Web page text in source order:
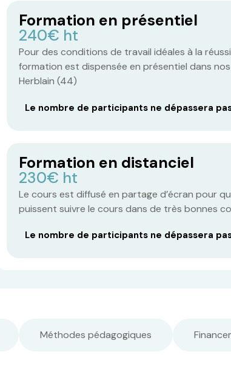
Formation en présentiel
240€ ht
Pour des conditions de travail idéales à la
formation est dispensée en présentiel dans
Herblain (44)
Le nombre de participants ne dépassera
Formation en distanciel
230€ ht
Le cours est diffusé en partage d’écran pour
puissent suivre le cours dans de très bonnes
Le nombre de participants ne dépassera
Méthodes pédagogiques